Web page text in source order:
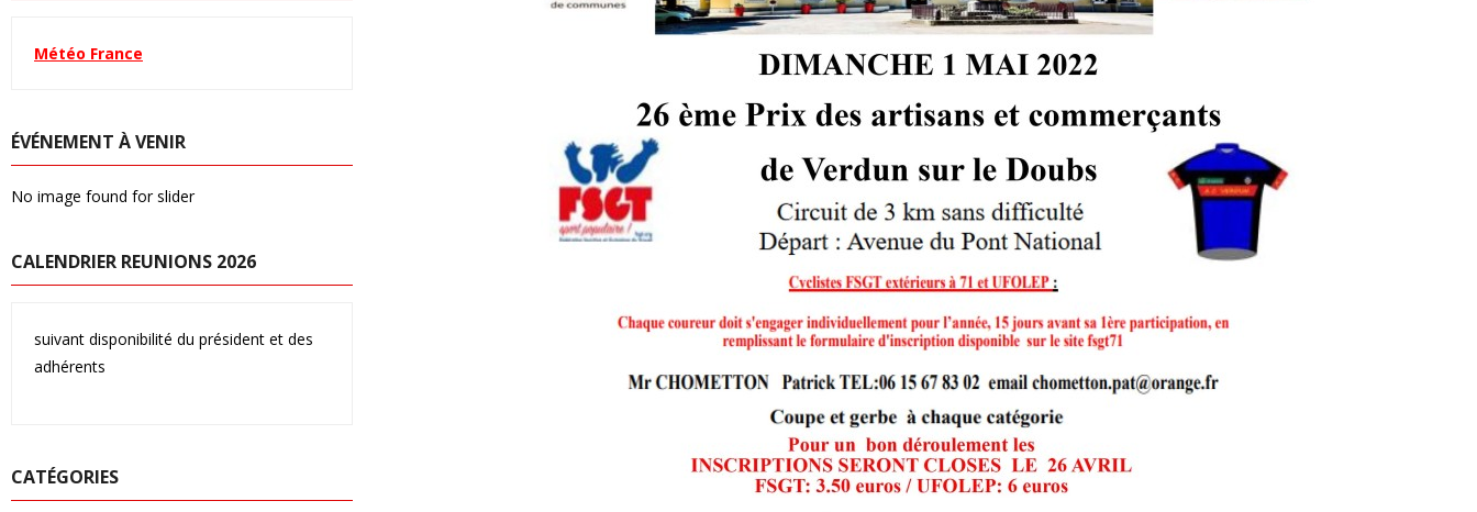
Météo France
ÉVÉNEMENT À VENIR
No image found for slider
CALENDRIER REUNIONS 2026
suivant disponibilité du président et des
adhérents
CATÉGORIES